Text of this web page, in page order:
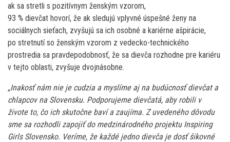
ak sa stretli s pozitívnym ženským vzorom,
93 % dievčat hovorí, že ak sledujú vplyvné úspešné ženy na
sociálnych sieťach, zvyšujú sa ich osobné a kariérne ašpirácie,
po stretnutí so ženským vzorom z vedecko-technického
prostredia sa pravdepodobnosť, že sa dievča rozhodne pre kariéru
v tejto oblasti, zvyšuje dvojnásobne.
„Inakosť nám nie je cudzia a myslíme aj na budúcnosť dievčat a
chlapcov na Slovensku. Podporujeme dievčatá, aby robili v
živote to, čo ich skutočne baví a zaujíma. Z uvedeného dôvodu
sme sa rozhodli zapojiť do medzinárodného projektu Inspiring
Girls Slovensko. Veríme, že každé jedno dievča je dosť šikovné